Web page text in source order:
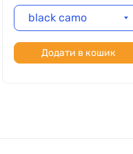
black camo
Додати в кошик